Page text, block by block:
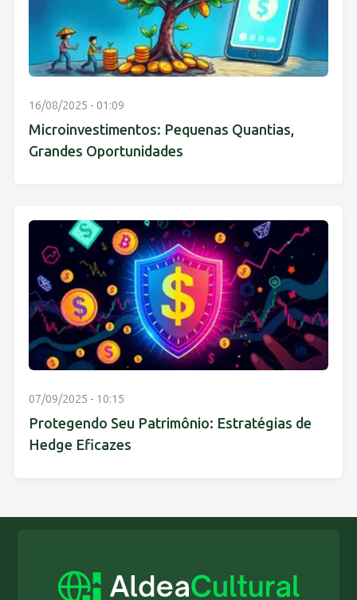
16/08/2025 - 01:09
Microinvestimentos: Pequenas Quantias,
Grandes Oportunidades
07/09/2025 - 10:15
Protegendo Seu Patrimônio: Estratégias de
Hedge Eficazes